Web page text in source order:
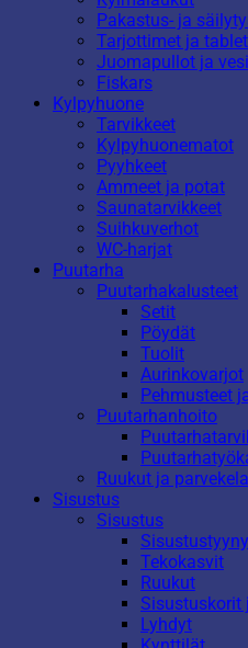
Pakastus- ja
Tarjottimet ja
Juomapullot ja
Fiskars
Kylpyhuone
Tarvikkeet
Kylpyhuonematot
Pyyhkeet
Ammeet ja potat
Saunatarvikkeet
Suihkuverhot
WC-harjat
Puutarha
Puutarhakalusteet
Setit
Pöydät
Tuolit
Aurinkovarjot
Pehmusteet
Puutarhanhoito
Ruukut ja
Sisustus
Sisustus
Tekokasvit
Ruukut
Sisustuskorit
Lyhdyt